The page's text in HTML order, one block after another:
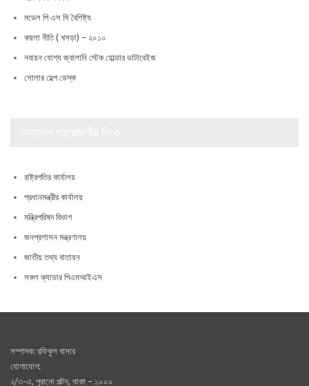
মডেল পি এস সি বৈশিষ্ট্য
কয়লা নীতি ( খসড়া) – ২০১০
নবায়ন যোগ্য জ্বালানি স্টেক হোল্ডার ডাটাবেইজ
সোলার হেল্প ডেস্ক
রাষ্ট্রপতির কার্যালয়
প্রধানমন্ত্রীর কার্যালয়
মন্ত্রিপরিষদ বিভাগ
জনপ্রশাসন মন্ত্রণালয়
জাতীয় তথ্য বাতায়ন
সকল ক্যাডার পিএমআইএস
সম্পাদক: রফিকুল বাসার
যোগাযোগ:
২/৩-এ, পূরানো পল্টন, থাকা – ১০০০